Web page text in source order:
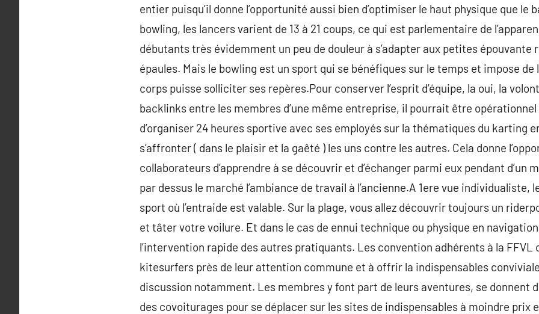
entier puisqu’il donne l’opportunité aussi bien d’optimiser le haut physique que le
bowling, les lancers varient de 13 à 21 coups, ce qui est parlementaire de
débutants très évidemment un peu de douleur à s’adapter aux petites épouvante
épaules. Mais le bowling est un sport qui se bénéfiques sur le temps et impose de
corps puisse solliciter ses repères.Pour conserver l’esprit d’équipe, la oui, la
backlinks entre les membres d’une même entreprise, il pourrait être
d’organiser 24 heures sportive avec ses employés sur la thématiques du karting
s’affronter ( dans le plaisir et la gaêté ) les uns contre les autres. Cela donne
collaborateurs d’apprendre à se découvrir et d’échanger parmi eux pendant d’un
par dessus le marché l’ambiance de travail à l’ancienne.A 1ere vue
sport où l’entraide est valable. Sur la plage, vous allez découvrir toujours un
et tâter votre voilure. Et dans le cas de ennui technique ou physique en
l’intervention rapide des autres pratiquants. Les convention adhérents à la
kitesurfers près de leur attention commune et à offrir la indispensables
discussion notamment. Les membres y font part de leurs aventures, se donnent
des covoiturages pour se déplacer sur les sites de indispensables à moindre prix